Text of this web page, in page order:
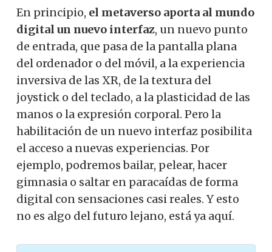
En principio, el metaverso aporta al mundo
digital un nuevo interfaz, un nuevo punto
de entrada, que pasa de la pantalla plana
del ordenador o del móvil, a la experiencia
inversiva de las XR, de la textura del
joystick o del teclado, a la plasticidad de las
manos o la expresión corporal. Pero la
habilitación de un nuevo interfaz posibilita
el acceso a nuevas experiencias. Por
ejemplo, podremos bailar, pelear, hacer
gimnasia o saltar en paracaídas de forma
digital con sensaciones casi reales. Y esto
no es algo del futuro lejano, está ya aquí.